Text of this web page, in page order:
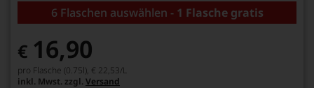
6 Flaschen auswählen - 1 Flasche gratis
€ 16,90
pro Flasche (0.75l), € 22,53/L
inkl. Mwst. zzgl. Versand